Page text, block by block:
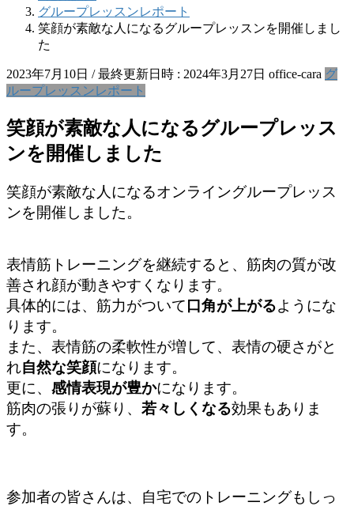
グループレッスンレポート
笑顔が素敵な人になるグループレッスンを開催しまし
た
2023年7月10日 / 最終更新日時 : 2024年3月27日 office-cara グ
ループレッスンレポート
笑顔が素敵な人になるグループレッス
ンを開催しました
笑顔が素敵な人になるオンライングループレッス
ンを開催しました。
表情筋トレーニングを継続すると、筋肉の質が改
善され顔が動きやすくなります。
具体的には、筋力がついて 口角が上がるようにな
ります。
また、表情筋の柔軟性が増して、表情の硬さがと
れ自然な笑顔になります。
更に、 感情表現が豊かになります。
筋肉の張りが蘇り、 若々しくなる効果もありま
す。
参加者の皆さんは、自宅でのトレーニングもしっ